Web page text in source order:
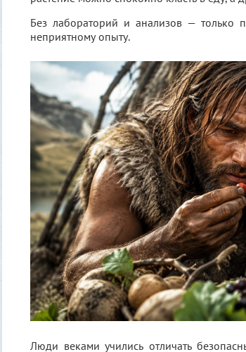
Без лабораторий и анализов —
неприятному опыту.
Люди веками учились отличать